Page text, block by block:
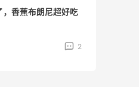
香蕉布朗尼超好吃
2